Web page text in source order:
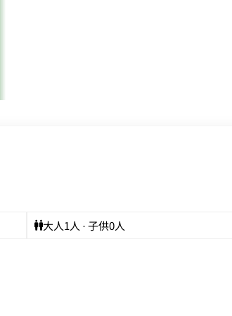
大人1人 · 子供0人